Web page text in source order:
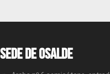
Sede de OSALDE